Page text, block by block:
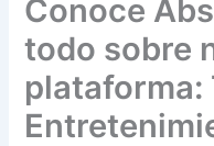
Conoce
todo sobre
plataforma: